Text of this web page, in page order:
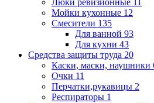
Люки ревизионные 11
Мойки кухонные 12
Смесители 135
Для ванной 93
Для кухни 43
Средства защиты труда 20
Каски, маски, наушники
Очки 11
Перчатки,рукавицы 2
Респираторы 1